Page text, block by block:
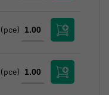
(pce)
(pce)